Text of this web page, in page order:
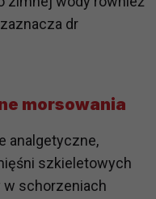
dr
morsowania
analgetyczne,
szkieletowych
w schorzeniach